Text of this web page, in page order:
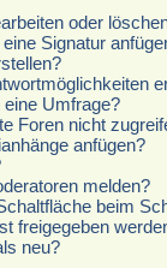
oder
Signatur
Umfrage?
Foren nicht
anfügen?
melden?
beim
freigegeben
neu?